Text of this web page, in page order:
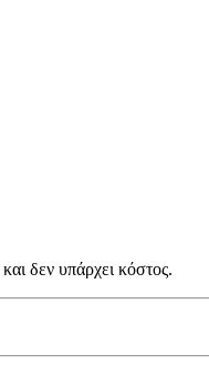
και δεν υπάρχει κόστος.